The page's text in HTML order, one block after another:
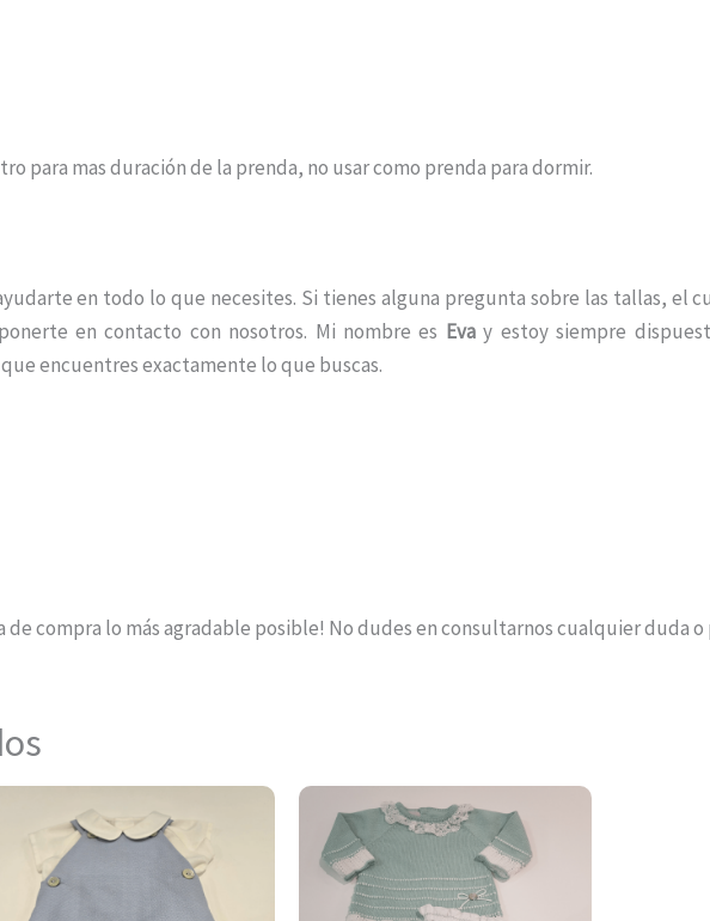
para mas duración de la prenda, no usar como prenda para dormir.
en todo lo que necesites. Si tienes alguna pregunta sobre las tallas, el
en contacto con nosotros. Mi nombre es Evay estoy siempre
encuentres exactamente lo que buscas.
de compra lo más agradable posible! No dudes en consultarnos cualquier duda
Este
producto
Este